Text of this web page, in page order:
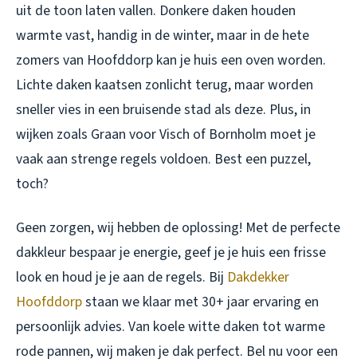
uit de toon laten vallen. Donkere daken houden
warmte vast, handig in de winter, maar in de hete
zomers van Hoofddorp kan je huis een oven worden.
Lichte daken kaatsen zonlicht terug, maar worden
sneller vies in een bruisende stad als deze. Plus, in
wijken zoals Graan voor Visch of Bornholm moet je
vaak aan strenge regels voldoen. Best een puzzel,
toch?
Geen zorgen, wij hebben de oplossing! Met de perfecte
dakkleur bespaar je energie, geef je je huis een frisse
look en houd je je aan de regels. Bij Dakdekker
Hoofddorpstaan we klaar met 30+ jaar ervaring en
persoonlijk advies. Van koele witte daken tot warme
rode pannen, wij maken je dak perfect. Bel nu voor een